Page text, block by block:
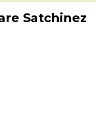
Satchinez